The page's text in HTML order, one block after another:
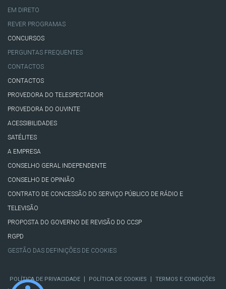
EM DIRETO
REVER PROGRAMAS
CONCURSOS
PERGUNTAS FREQUENTES
CONTACTOS
CONTACTOS
PROVEDORA DO TELESPECTADOR
PROVEDORA DO OUVINTE
ACESSIBILIDADES
SATÉLITES
A EMPRESA
CONSELHO GERAL INDEPENDENTE
CONSELHO DE OPINIÃO
CONTRATO DE CONCESSÃO DO SERVIÇO PÚBLICO DE RÁDIO E
TELEVISÃO
PROPOSTA DO GOVERNO DE REVISÃO DO CCSP
RGPD
GESTÃO DAS DEFINIÇÕES DE COOKIES
POLÍTICA DE PRIVACIDADE | POLÍTICA DE COOKIES | TERMOS E CONDIÇÕES